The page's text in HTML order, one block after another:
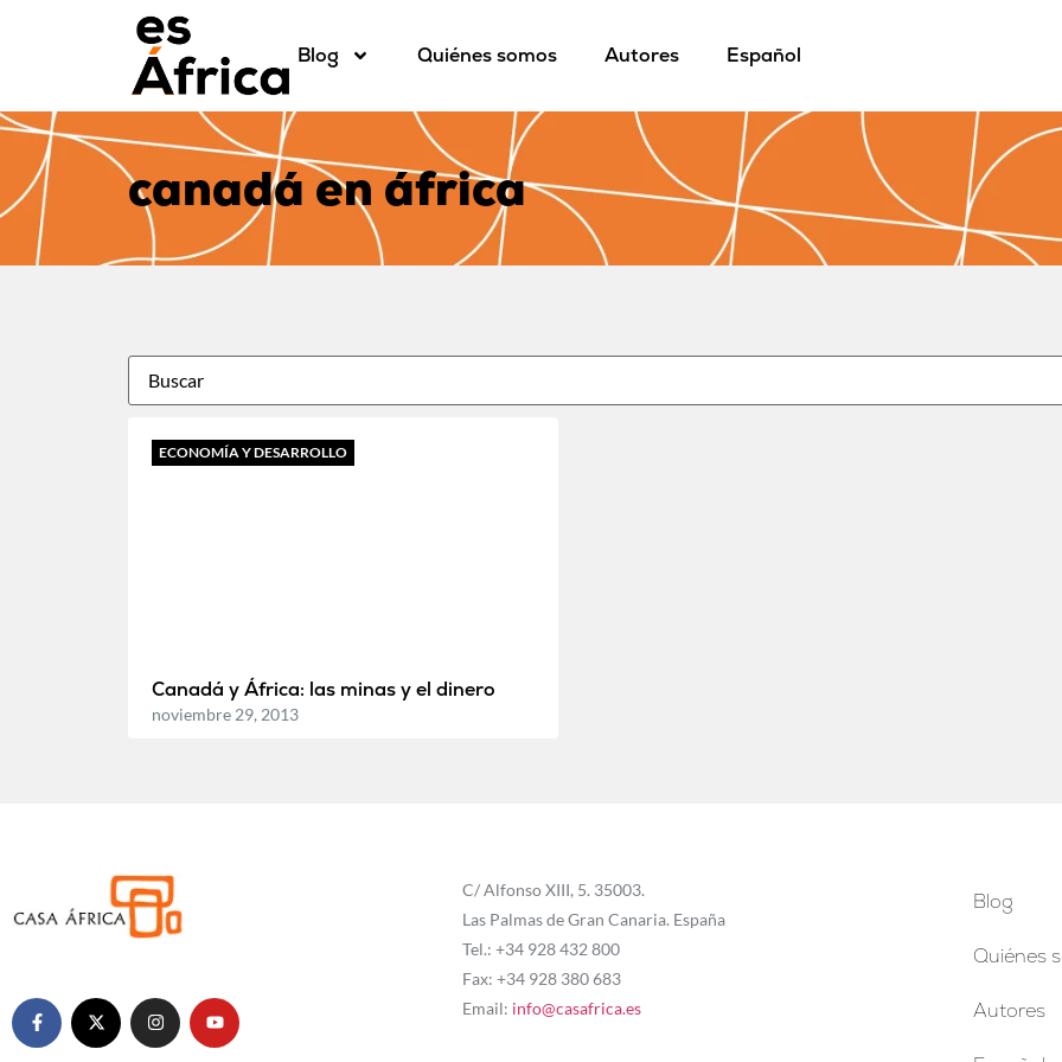
Blog Quiénes somos Autores Español
canadá en áfrica
ECONOMÍA Y DESARROLLO
Canadá y África: las minas y el dinero
noviembre 29, 2013
C/ Alfonso XIII, 5. 35003.
Las Palmas de Gran Canaria. España
Tel.: +34 928 432 800
Fax: +34 928 380 683
Email: info@casafrica.es
Blog
Quiénes
Autores